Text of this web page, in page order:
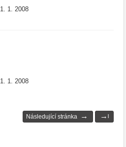
1. 1. 2008
1. 1. 2008
Následující stránka → →